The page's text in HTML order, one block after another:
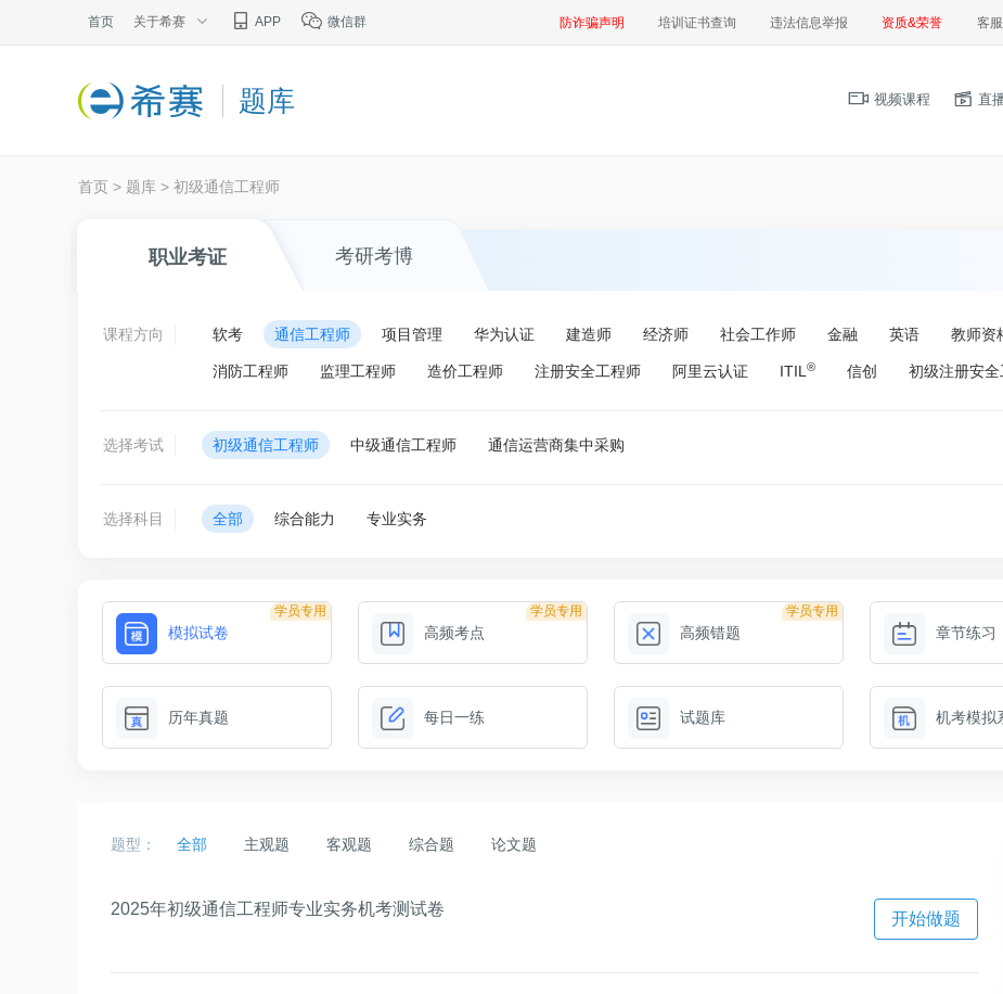
首页 关于希赛 APP 微信群 防诈骗声明 培训证书查询 违法信息举报 资质&荣誉 客
题库 视频课程 直
首页 > 题库 > 初级通信工程师
职业考证 考研考博
课程方向 软考 通信工程师 项目管理 华为认证 建造师 经济师 社会工作师 金融 英语 教师资
消防工程师 监理工程师 造价工程师 注册安全工程师 阿里云认证 ITIL ® 信创 初级注册安
选择考试 初级通信工程师 中级通信工程师 通信运营商集中采购
选择科目 全部 综合能力 专业实务
学员专用
模拟试卷
学员专用
高频考点
学员专用
高频错题 章节练习
历年真题 每日一练 试题库 机考模拟
题型： 全部 主观题 客观题 综合题 论文题
2025年初级通信工程师专业实务机考测试卷
开始做题